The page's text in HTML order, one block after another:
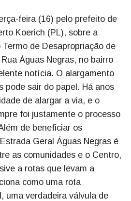
feira (16) pelo prefeito de
Koerich (PL), sobre a
de Desapropriação de
Águas Negras, no bairro
notícia. O alargamento
pode sair do papel. Há anos
de alargar a via, e o
foi justamente o processo
de beneficiar os
Geral Águas Negras é
as comunidades e o Centro,
a rotas que levam a
como uma rota
uma verdadeira válvula de